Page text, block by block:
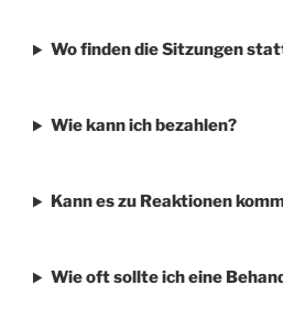
Wo finden die Sitzungen
Wie kann ich bezahlen?
Kann es zu Reaktionen
Wie oft sollte ich eine